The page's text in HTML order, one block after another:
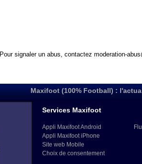
Pour signaler un abus, contactez moderation-
Maxifoot (100% Football) :
Services Maxifoot
Appli Maxifoot Android
Appli Maxifoot iPhone
Site web Mobile
Choix de consentement